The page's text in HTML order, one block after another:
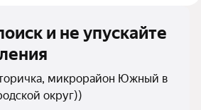
и не упускайте
микрорайон Южный в
округ))